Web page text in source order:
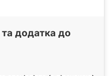
додатка до